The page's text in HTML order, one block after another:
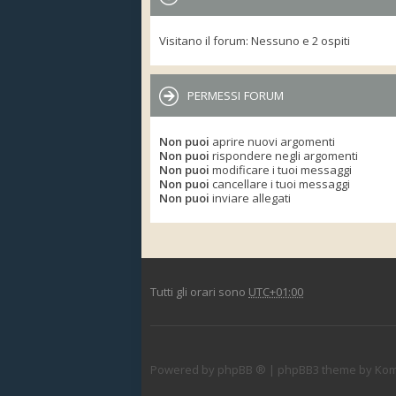
Visitano il forum: Nessuno e 2 ospiti
PERMESSI FORUM
Non puoi aprire nuovi argomenti
Non puoi rispondere negli argomenti
Non puoi modificare i tuoi messaggi
Non puoi cancellare i tuoi messaggi
Non puoi inviare allegati
Tutti gli orari sono UTC+01:00
Powered by phpBB ® | phpBB3 theme by